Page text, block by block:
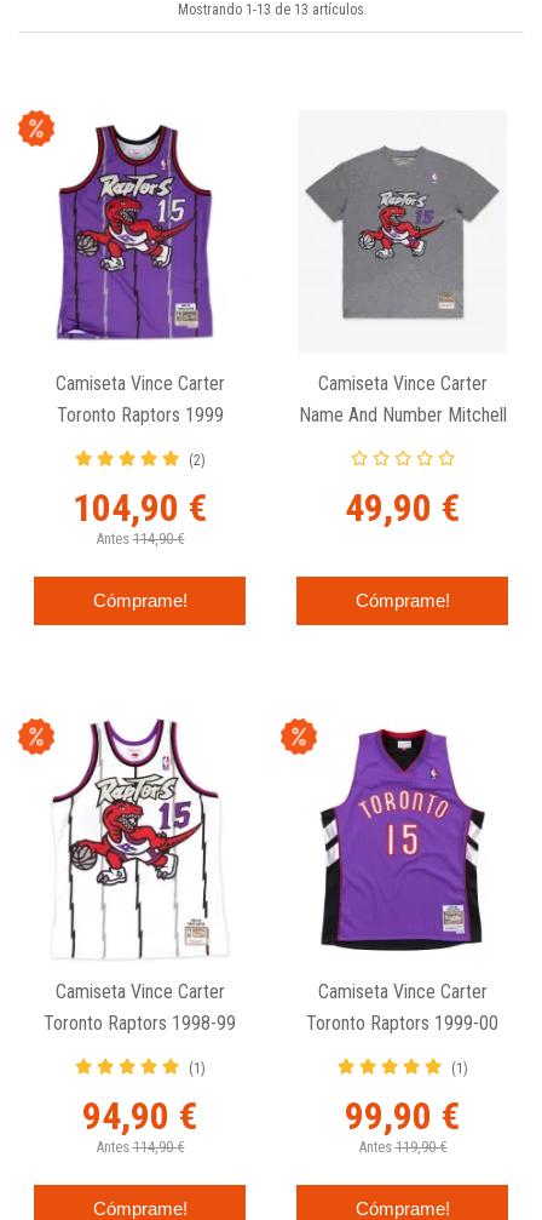
Mostrando 1-13 de 13 artículos
Camiseta Vince Carter
Toronto Raptors 1999
Mitchell And Ness Retro
(2)
104,90 €
Antes 114,90 €
Cómprame!
Camiseta Vince Carter
Name And Number Mitchell
And Ness Toronto Raptors
49,90 €
Cómprame!
Camiseta Vince Carter
Toronto Raptors 1998-99
Mitchell And Ness Retro
(1)
94,90 €
Antes 114,90 €
Cómprame!
Camiseta Vince Carter
Toronto Raptors 1999-00
Mitchell And Ness Retro
(1)
99,90 €
Antes 119,90 €
Cómprame!